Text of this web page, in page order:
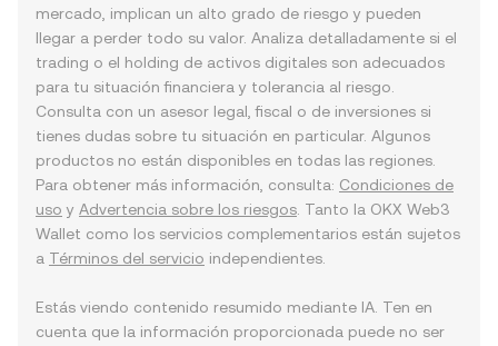
mercado, implican un alto grado de riesgo y pueden
llegar a perder todo su valor. Analiza detalladamente si el
trading o el holding de activos digitales son adecuados
para tu situación financiera y tolerancia al riesgo.
Consulta con un asesor legal, fiscal o de inversiones si
tienes dudas sobre tu situación en particular. Algunos
productos no están disponibles en todas las regiones.
Para obtener más información, consulta: Condiciones de
uso y Advertencia sobre los riesgos . Tanto la OKX Web3
Wallet como los servicios complementarios están sujetos
a Términos del servicio independientes.
Estás viendo contenido resumido mediante IA. Ten en
cuenta que la información proporcionada puede no ser